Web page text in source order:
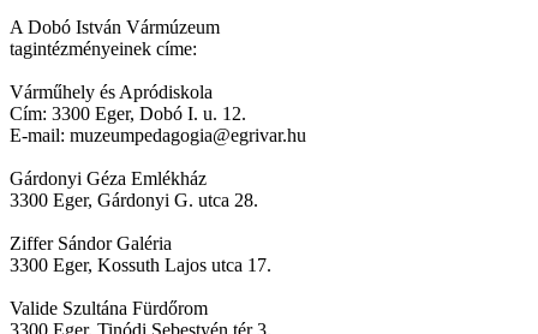
A Dobó István Vármúzeum
tagintézményeinek címe:
Várműhely és Apródiskola
Cím: 3300 Eger, Dobó I. u. 12.
E-mail: muzeumpedagogia@egrivar.hu
Gárdonyi Géza Emlékház
3300 Eger, Gárdonyi G. utca 28.
Ziffer Sándor Galéria
3300 Eger, Kossuth Lajos utca 17.
Valide Szultána Fürdőrom